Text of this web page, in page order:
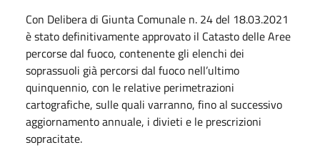
Con Delibera di Giunta Comunale n. 24 del 18.03.2021
è stato definitivamente approvato il Catasto delle Aree
percorse dal fuoco, contenente gli elenchi dei
soprassuoli già percorsi dal fuoco nell’ultimo
quinquennio, con le relative perimetrazioni
cartografiche, sulle quali varranno, fino al successivo
aggiornamento annuale, i divieti e le prescrizioni
sopracitate.